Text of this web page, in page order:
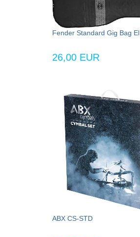
Fender Standard Gig Bag El
26,00 EUR
ABX CS-STD